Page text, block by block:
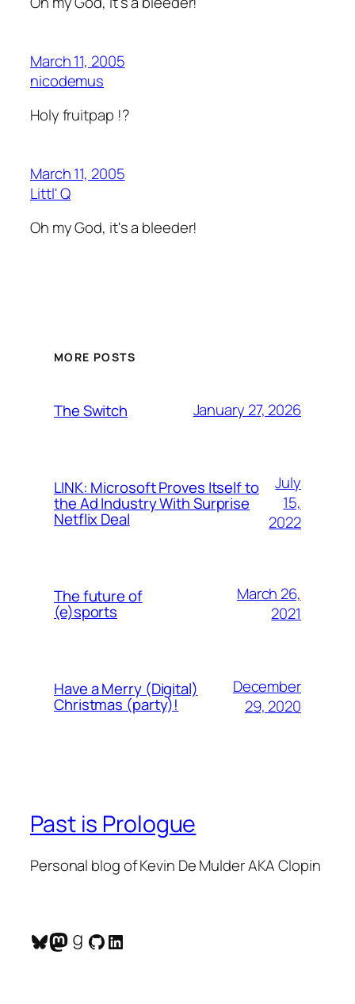
March 11, 2005
nicodemus
Holy fruitpap !?
March 11, 2005
Littl' Q
Oh my God, it's a bleeder!
MORE POSTS
The Switch January 27, 2026
LINK: Microsoft Proves Itself to
the Ad Industry With Surprise
Netflix Deal
July
15,
2022
The future of
(e)sports
March 26,
2021
Have a Merry (Digital)
Christmas (party)!
December
29, 2020
Past is Prologue
Personal blog of Kevin De Mulder AKA Clopin
Bluesky
Mastodon
Goodreads
GitHub
LinkedIn